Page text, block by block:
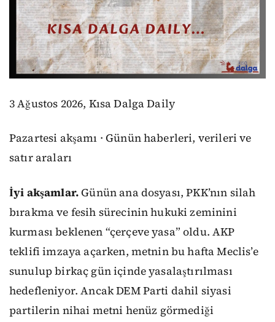
3 Ağustos 2026, Kısa Dalga Daily
Pazartesi akşamı · Günün haberleri, verileri ve
satır araları
İyi akşamlar.Günün ana dosyası, PKK’nın silah
bırakma ve fesih sürecinin hukuki zeminini
kurması beklenen “çerçeve yasa” oldu. AKP
teklifi imzaya açarken, metnin bu hafta Meclis’e
sunulup birkaç gün içinde yasalaştırılması
hedefleniyor. Ancak DEM Parti dahil siyasi
partilerin nihai metni henüz görmediği